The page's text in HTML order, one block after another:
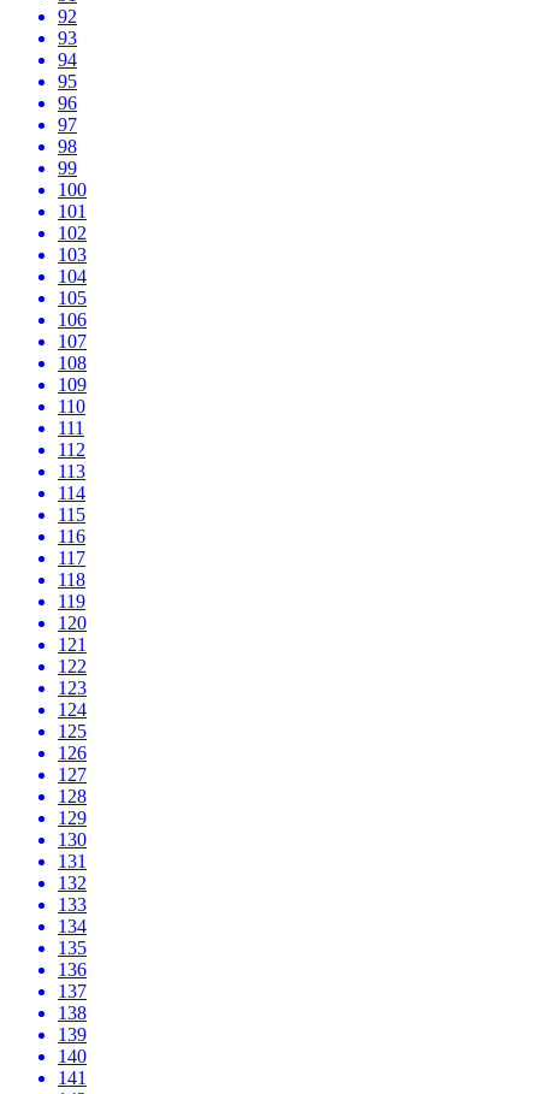
92
93
94
95
96
97
98
99
100
101
102
103
104
105
106
107
108
109
110
111
112
113
114
115
116
117
118
119
120
121
122
123
124
125
126
127
128
129
130
131
132
133
134
135
136
137
138
139
140
141